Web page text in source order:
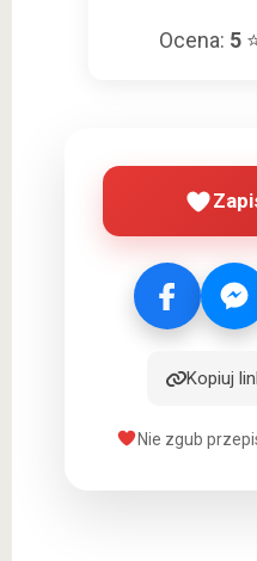
Ocena: 5
Kopiuj
Nie zgub